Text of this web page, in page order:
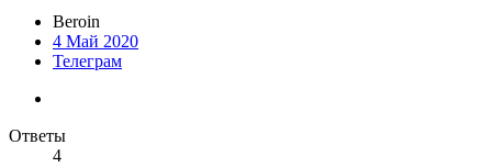
Beroin
4 Май 2020
Телеграм
Ответы
4